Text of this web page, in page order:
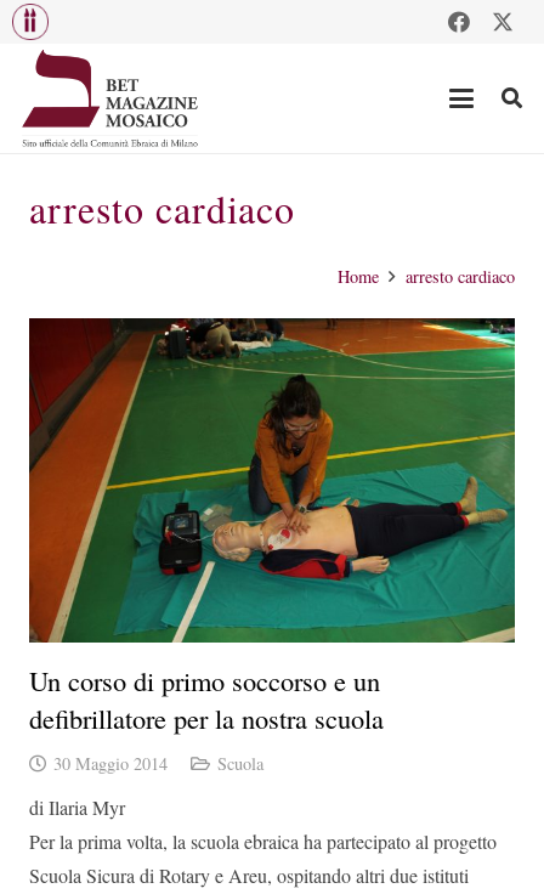
arresto cardiaco
Home arresto cardiaco
Un corso di primo soccorso e un
defibrillatore per la nostra scuola
30 Maggio 2014 Scuola
di Ilaria Myr
Per la prima volta, la scuola ebraica ha partecipato al progetto
Scuola Sicura di Rotary e Areu, ospitando altri due istituti